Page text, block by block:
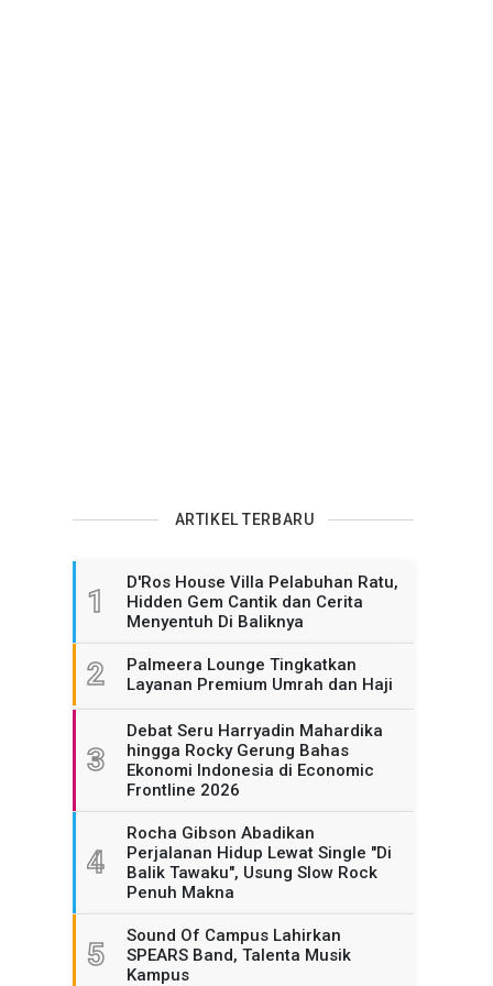
ARTIKEL TERBARU
1
D'Ros House Villa Pelabuhan Ratu,
Hidden Gem Cantik dan Cerita
Menyentuh Di Baliknya
2
Palmeera Lounge Tingkatkan
Layanan Premium Umrah dan Haji
3
Debat Seru Harryadin Mahardika
hingga Rocky Gerung Bahas
Ekonomi Indonesia di Economic
Frontline 2026
4
Rocha Gibson Abadikan
Perjalanan Hidup Lewat Single "Di
Balik Tawaku", Usung Slow Rock
Penuh Makna
5
Sound Of Campus Lahirkan
SPEARS Band, Talenta Musik
Kampus